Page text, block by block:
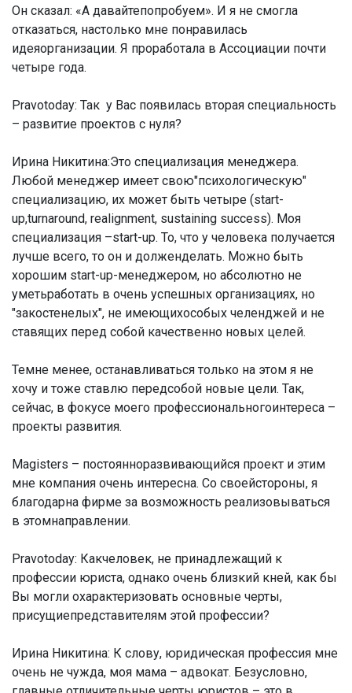
Он сказал: «А давайтепопробуем». И я не смогла
отказаться, настолько мне понравилась
идеяорганизации. Я проработала в Ассоциации почти
четыре года.
Pravotoday: Так у Вас появилась вторая специальность
– развитие проектов с нуля?
Ирина Никитина:Это специализация менеджера.
Любой менеджер имеет свою"психологическую"
специализацию, их может быть четыре (start-
up,turnaround, realignment, sustaining success). Моя
специализация –start-up. То, что у человека получается
лучше всего, то он и долженделать. Можно быть
хорошим start-up-менеджером, но абсолютно не
уметьработать в очень успешных организациях, но
"закостенелых", не имеющихособых челенджей и не
ставящих перед собой качественно новых целей.
Темне менее, останавливаться только на этом я не
хочу и тоже ставлю передсобой новые цели. Так,
сейчас, в фокусе моего профессиональногоинтереса –
проекты развития.
Magisters – постоянноразвивающийся проект и этим
мне компания очень интересна. Со своейстороны, я
благодарна фирме за возможность реализовываться
в этомнаправлении.
Pravotoday: Какчеловек, не принадлежащий к
профессии юриста, однако очень близкий кней, как бы
Вы могли охарактеризовать основные черты,
присущиепредставителям этой профессии?
Ирина Никитина: К слову, юридическая профессия мне
очень не чужда, моя мама – адвокат. Безусловно,